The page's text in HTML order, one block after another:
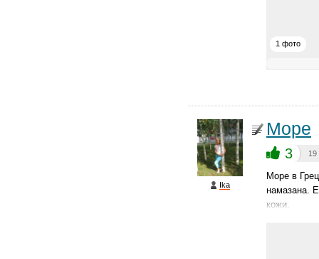
1 фото
Ika
Море
3 19
Море в
намазана.
кожи.